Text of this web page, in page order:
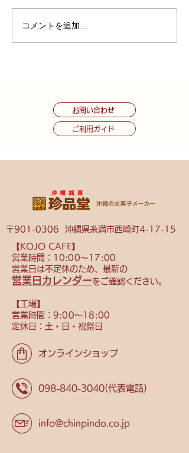
7月KOJO CAFE営業日の
お知らせ
コメントを追加…
お問い合わせ
ご利用ガイド
〒901-0306 沖縄県糸満市西崎町4-17-15
【KOJO CAFE】
営業時間：10:00〜17:00
営業日は不定休のため、 最新の
営業日カレンダーをご確認ください。
【​工場】
営業時間：9:00〜18:00
定休日：土・日・祝祭日
オンラインショップ
098-840-3040(代表電話)
info@chinpindo.co.jp